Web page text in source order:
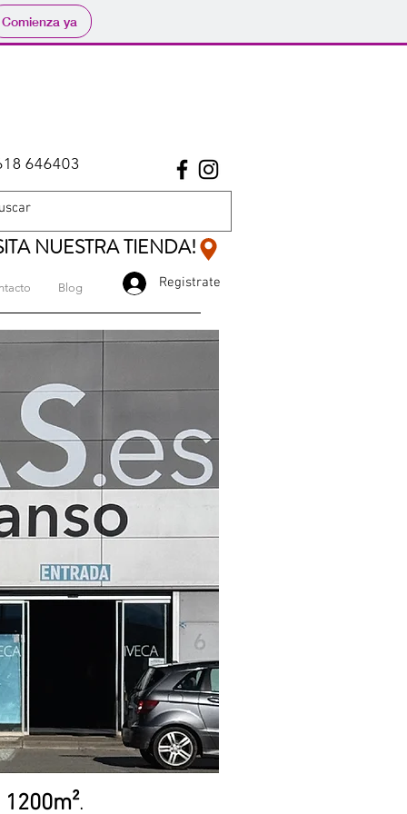
Comienza ya
646403
NUESTRA TIENDA!
Blog Registrate
1200m².